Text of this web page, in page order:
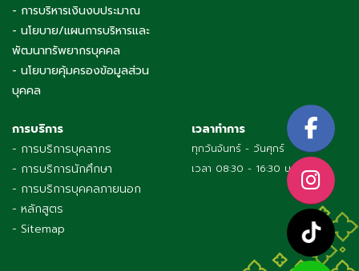
- การบริหารเงินงบประมาณ
- นโยบาย/แผนการบริหารและ
พัฒนาทรัพยากรบุคคล
- นโยบายคุ้มครองข้อมูลส่วน
บุคคล
การบริการ
- การบริการบุคลากร
- การบริการนักศึกษา
- การบริการบุคคลภายนอก
- หลักสูตร
- Sitemap
เวลาทำการ
ทุกวันจันทร์ - วันศุกร์
เวลา 08:30 - 16:30 น.